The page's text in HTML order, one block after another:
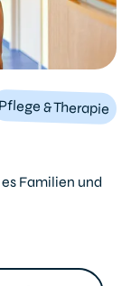
Pflege & Therapie
Familien und